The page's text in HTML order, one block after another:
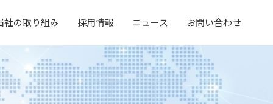
社の取り組み 採用情報 ニュース お問い合わせ